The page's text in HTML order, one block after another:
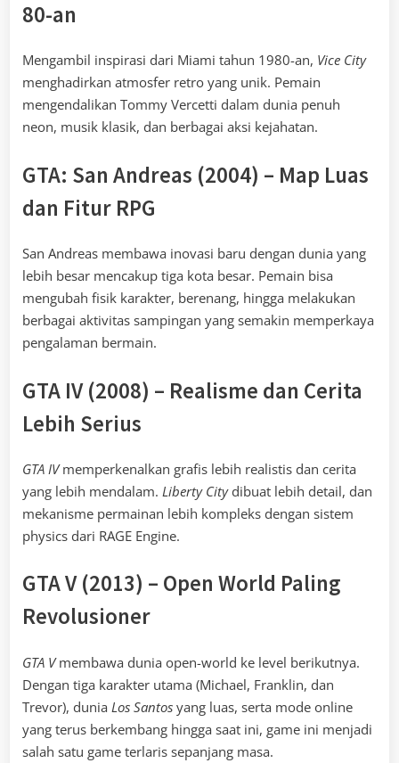
80-an
Mengambil inspirasi dari Miami tahun 1980-an, Vice City
menghadirkan atmosfer retro yang unik. Pemain
mengendalikan Tommy Vercetti dalam dunia penuh
neon, musik klasik, dan berbagai aksi kejahatan.
GTA: San Andreas (2004) – Map Luas
dan Fitur RPG
San Andreas membawa inovasi baru dengan dunia yang
lebih besar mencakup tiga kota besar. Pemain bisa
mengubah fisik karakter, berenang, hingga melakukan
berbagai aktivitas sampingan yang semakin memperkaya
pengalaman bermain.
GTA IV (2008) – Realisme dan Cerita
Lebih Serius
GTA IVmemperkenalkan grafis lebih realistis dan cerita
yang lebih mendalam. Liberty Citydibuat lebih detail, dan
mekanisme permainan lebih kompleks dengan sistem
physics dari RAGE Engine.
GTA V (2013) – Open World Paling
Revolusioner
GTA Vmembawa dunia open-world ke level berikutnya.
Dengan tiga karakter utama (Michael, Franklin, dan
Trevor), dunia Los Santos yang luas, serta mode online
yang terus berkembang hingga saat ini, game ini menjadi
salah satu game terlaris sepanjang masa.